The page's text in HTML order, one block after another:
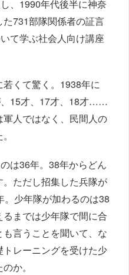
、1990年代後半に神奈
731部隊関係者の証言
て学ぶ社会人向け講座
くて驚く。1938年に
、15才、17才、18才……
人ではなく、民間人の
は36年。38年からどん
ただし招集した兵隊が
。少年隊が加わるのは38
までは少年隊で間に合
言うことを聞いて、な
レーニングを受けた少
か。